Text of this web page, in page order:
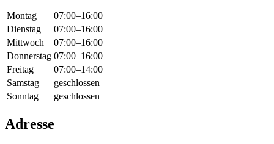
Montag
07:00–16:00
Dienstag
07:00–16:00
Mittwoch
07:00–16:00
Donnerstag 07:00–16:00
Freitag
07:00–14:00
Samstag
geschlossen
Sonntag
geschlossen
Adresse